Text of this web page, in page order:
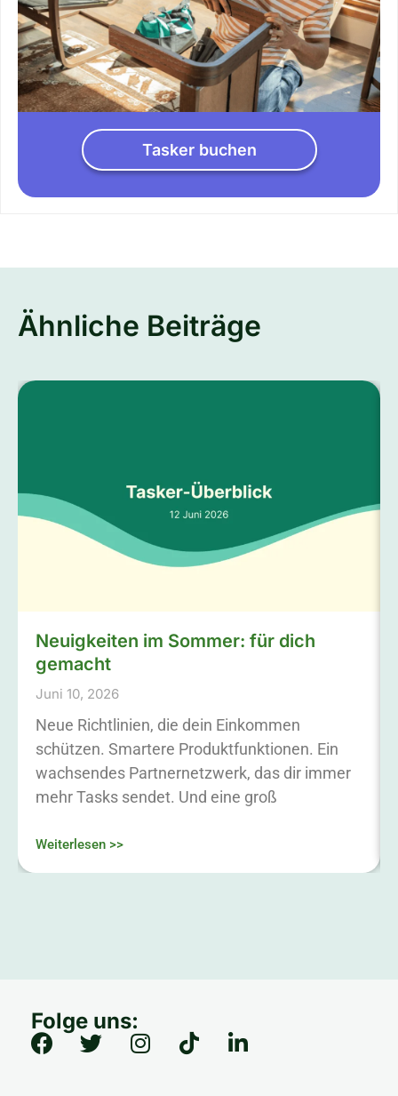
Tasker buchen
Ähnliche Beiträge
Neuigkeiten im Sommer: für dich
gemacht
Juni 10, 2026
Neue Richtlinien, die dein Einkommen
schützen. Smartere Produktfunktionen. Ein
wachsendes Partnernetzwerk, das dir immer
mehr Tasks sendet. Und eine groß
Weiterlesen >>
Folge uns: